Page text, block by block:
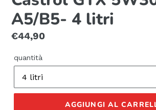
A5/B5- 4 litri
Prezzo
listino
€44,90
quantità
AGGIUNGI AL